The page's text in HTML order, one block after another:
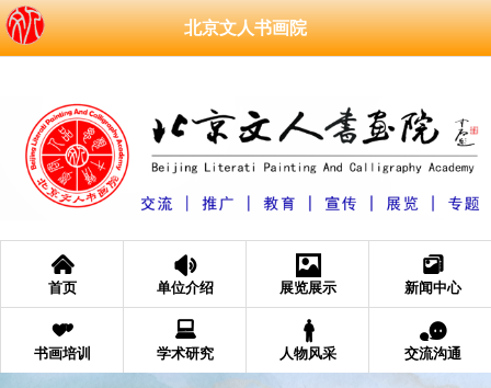
北京文人书画院
󰄫
首页
󰁑
单位介绍
󰁄
展览展示
󰆘
新闻中心
󰁩
书画培训
󰂧
学术研究
󰂐
人物风采
󰂮
交流沟通